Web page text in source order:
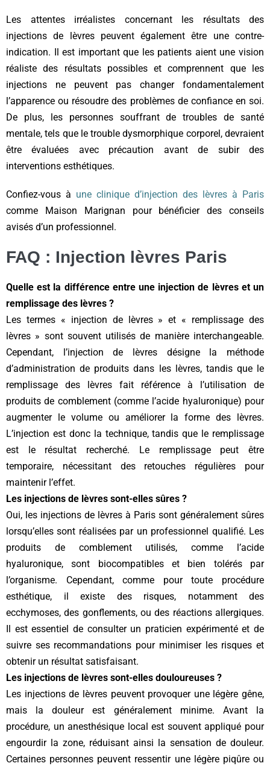
Les attentes irréalistes concernant les résultats des
injections de lèvres peuvent également être une contre-
indication. Il est important que les patients aient une vision
réaliste des résultats possibles et comprennent que les
injections ne peuvent pas changer fondamentalement
l’apparence ou résoudre des problèmes de confiance en soi.
De plus, les personnes souffrant de troubles de santé
mentale, tels que le trouble dysmorphique corporel, devraient
être évaluées avec précaution avant de subir des
interventions esthétiques.
Confiez-vous à une clinique d’injection des lèvres à Paris
comme Maison Marignan pour bénéficier des conseils
avisés d’un professionnel.
FAQ : Injection lèvres Paris
Quelle est la différence entre une injection de lèvres et un
remplissage des lèvres ?
Les termes « injection de lèvres » et « remplissage des
lèvres » sont souvent utilisés de manière interchangeable.
Cependant, l’injection de lèvres désigne la méthode
d’administration de produits dans les lèvres, tandis que le
remplissage des lèvres fait référence à l’utilisation de
produits de comblement (comme l’acide hyaluronique) pour
augmenter le volume ou améliorer la forme des lèvres.
L’injection est donc la technique, tandis que le remplissage
est le résultat recherché. Le remplissage peut être
temporaire, nécessitant des retouches régulières pour
maintenir l’effet.
Les injections de lèvres sont-elles sûres ?
Oui, les injections de lèvres à Paris sont généralement sûres
lorsqu’elles sont réalisées par un professionnel qualifié. Les
produits de comblement utilisés, comme l’acide
hyaluronique, sont biocompatibles et bien tolérés par
l’organisme. Cependant, comme pour toute procédure
esthétique, il existe des risques, notamment des
ecchymoses, des gonflements, ou des réactions allergiques.
Il est essentiel de consulter un praticien expérimenté et de
suivre ses recommandations pour minimiser les risques et
obtenir un résultat satisfaisant.
Les injections de lèvres sont-elles douloureuses ?
Les injections de lèvres peuvent provoquer une légère gêne,
mais la douleur est généralement minime. Avant la
procédure, un anesthésique local est souvent appliqué pour
engourdir la zone, réduisant ainsi la sensation de douleur.
Certaines personnes peuvent ressentir une légère piqûre ou